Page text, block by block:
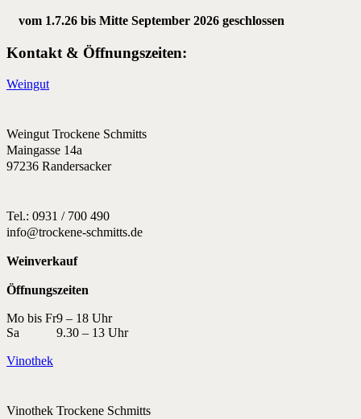
vom 1.7.26 bis Mitte September 2026 geschlossen
Kontakt & Öffnungszeiten:
Weingut
Weingut Trockene Schmitts
Maingasse 14a
97236 Randersacker
Tel.: 0931 / 700 490
info@trockene-schmitts.de
Weinverkauf
Öffnungszeiten
Mo bis Fr9 – 18 Uhr
Sa
9.30 – 13 Uhr
Vinothek
Vinothek Trockene Schmitts